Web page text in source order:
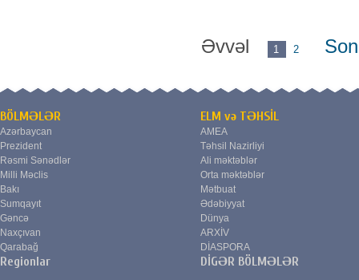
Əvvəl 1 2
BÖLMƏLƏR
Azərbaycan
Prezident
Rəsmi Sənədlər
Milli Məclis
Bakı
Sumqayıt
Gəncə
Naxçıvan
Qarabağ
Regionlar
ELM və TƏHSİL
AMEA
Təhsil Nazirliyi
Ali məktəblər
Orta məktəblər
Mətbuat
Ədəbiyyat
Dünya
ARXİV
DİASPORA
DİGƏR BÖLMƏLƏR